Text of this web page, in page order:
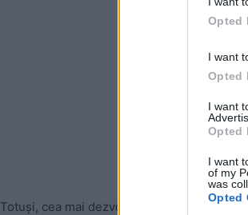
Opted
I want
Opted
I want
Opted
I want
of my
was
Opted
Totuși, cea mai dezvoltată categorie de joc